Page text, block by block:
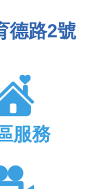
德路2號
服務